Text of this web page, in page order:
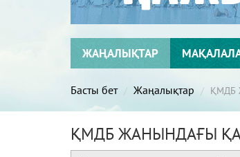
ЖАҢАЛЫҚТАР
Басты бет Жаңалықтар ҚМДБ
ҚМДБ ЖАНЫНДАҒЫ